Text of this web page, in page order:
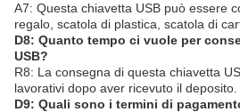
A7: Questa chiavetta USB può essere
regalo, scatola di plastica, scatola di
D8: Quanto tempo ci vuole per
USB?
R8: La consegna di questa chiavetta
lavorativi dopo aver ricevuto il deposito.
D9: Quali sono i termini di